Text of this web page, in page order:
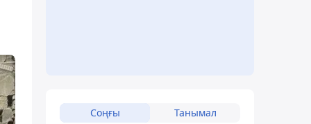
Соңғы Танымал